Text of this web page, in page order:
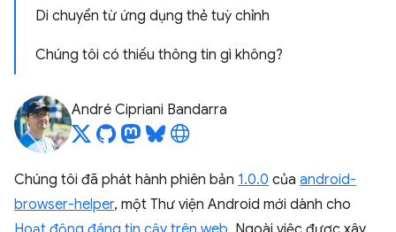
Di chuyển từ ứng dụng thẻ tuỳ chỉnh
Chúng tôi có thiếu thông tin gì không?
André Cipriani Bandarra
Chúng tôi đã phát hành phiên bản 1.0.0 của android-
browser-helper, một Thư viện Android mới dành cho